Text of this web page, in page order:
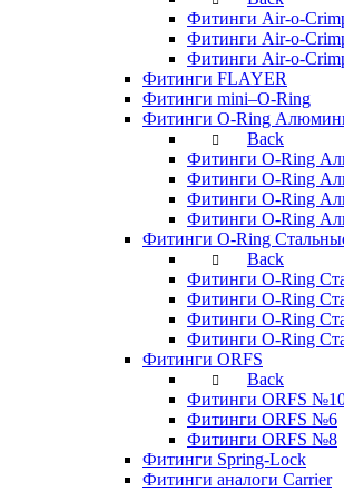
Фитинги Air-o-
Фитинги Air-o-
Фитинги Air-o-
Фитинги FLAYER
Фитинги mini–O-Ring
Фитинги O-Ring
Back
Фитинги O-Ring
Фитинги O-Ring
Фитинги O-Ring
Фитинги O-Ring
Фитинги O-Ring
Back
Фитинги O-Ring
Фитинги O-Ring
Фитинги O-Ring
Фитинги O-Ring
Фитинги ORFS
Back
Фитинги ORFS
Фитинги ORFS №6
Фитинги ORFS №8
Фитинги Spring-Lock
Фитинги аналоги Carrier